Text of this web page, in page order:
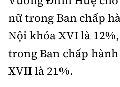
nữ trong Ban chấp
Nội khóa XVI là
trong Ban chấp
XVII là 21%.